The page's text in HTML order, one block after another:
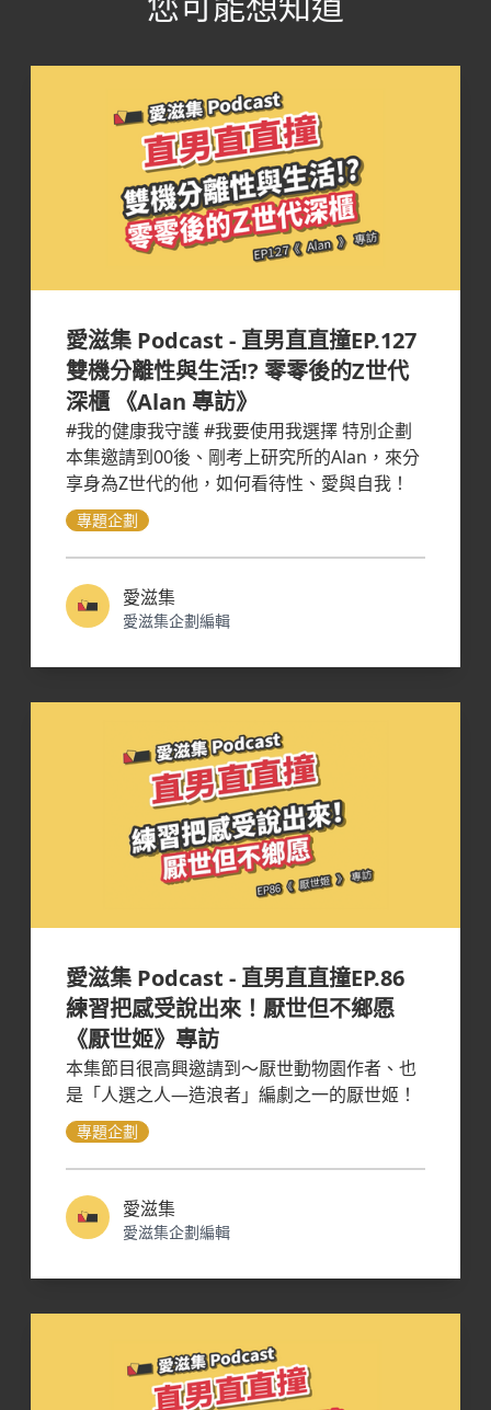
愛滋集 Podcast - 直男直直撞EP.127
雙機分離性與生活!? 零零後的Z世代
深櫃 《Alan 專訪》
#我的健康我守護 #我要使用我選擇 特別企劃
本集邀請到00後、剛考上研究所的Alan，來分
享身為Z世代的他，如何看待性、愛與自我！
專題企劃
愛滋集
愛滋集企劃編輯
愛滋集 Podcast - 直男直直撞EP.86
練習把感受說出來！厭世但不鄉愿
《厭世姬》專訪
本集節目很高興邀請到～厭世動物園作者、也
是「人選之人—造浪者」編劇之一的厭世姬！
專題企劃
愛滋集
愛滋集企劃編輯